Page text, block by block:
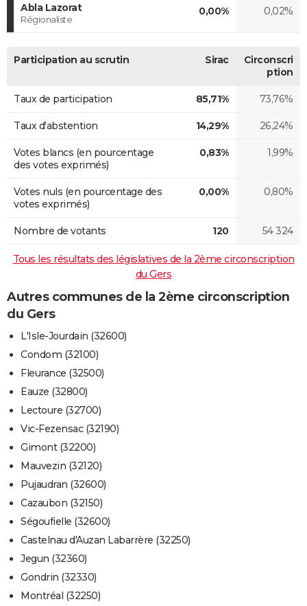
Abla Lazorat
Régionaliste
0,00% 0,02%
Participation au scrutin Sirac
Circonscri
ption
Taux de participation 85,71% 73,76%
Taux d'abstention 14,29% 26,24%
Votes blancs (en pourcentage
des votes exprimés)
0,83% 1,99%
Votes nuls (en pourcentage des
votes exprimés)
0,00% 0,80%
Nombre de votants 120 54 324
Tous les résultats des législatives de la 2ème circonscription
du Gers
Autres communes de la 2ème circonscription
du Gers
L'Isle-Jourdain (32600)
Condom (32100)
Fleurance (32500)
Eauze (32800)
Lectoure (32700)
Vic-Fezensac (32190)
Gimont (32200)
Mauvezin (32120)
Pujaudran (32600)
Cazaubon (32150)
Ségoufielle (32600)
Castelnau d'Auzan Labarrère (32250)
Jegun (32360)
Gondrin (32330)
Montréal (32250)